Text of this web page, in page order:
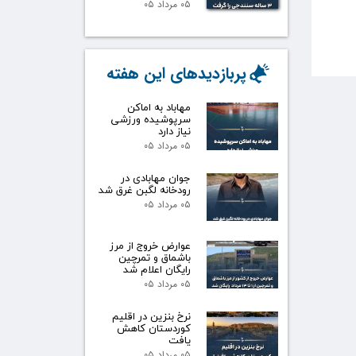
۰۵ مرداد ۰۵
مهاباد به اماکن
سرپوشیده ورزشی
نیاز دارد
۰۵ مرداد ۰۵
جوان مهابادی در
رودخانه لگبن غرق شد
۰۵ مرداد ۰۵
عوارض خروج از مرز
باشماق و تمرچین
رایگان اعلام شد
۰۵ مرداد ۰۵
نرخ بنزین در اقلیم
کوردستان کاهش
یافت
پربازدیدهای این هفته